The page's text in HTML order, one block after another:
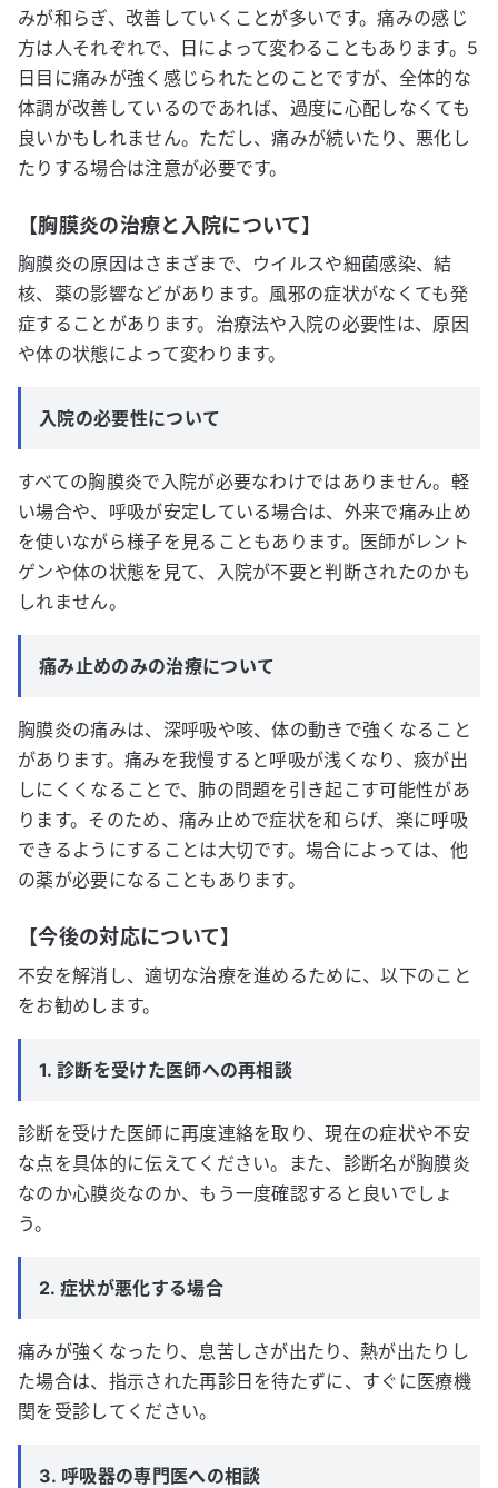
みが和らぎ、改善していくことが多いです。痛みの感じ
方は人それぞれで、日によって変わることもあります。5
日目に痛みが強く感じられたとのことですが、全体的な
体調が改善しているのであれば、過度に心配しなくても
良いかもしれません。ただし、痛みが続いたり、悪化し
たりする場合は注意が必要です。
【胸膜炎の治療と入院について】
胸膜炎の原因はさまざまで、ウイルスや細菌感染、結
核、薬の影響などがあります。風邪の症状がなくても発
症することがあります。治療法や入院の必要性は、原因
や体の状態によって変わります。
入院の必要性について
すべての胸膜炎で入院が必要なわけではありません。軽
い場合や、呼吸が安定している場合は、外来で痛み止め
を使いながら様子を見ることもあります。医師がレント
ゲンや体の状態を見て、入院が不要と判断されたのかも
しれません。
痛み止めのみの治療について
胸膜炎の痛みは、深呼吸や咳、体の動きで強くなること
があります。痛みを我慢すると呼吸が浅くなり、痰が出
しにくくなることで、肺の問題を引き起こす可能性があ
ります。そのため、痛み止めで症状を和らげ、楽に呼吸
できるようにすることは大切です。場合によっては、他
の薬が必要になることもあります。
【今後の対応について】
不安を解消し、適切な治療を進めるために、以下のこと
をお勧めします。
1. 診断を受けた医師への再相談
診断を受けた医師に再度連絡を取り、現在の症状や不安
な点を具体的に伝えてください。また、診断名が胸膜炎
なのか心膜炎なのか、もう一度確認すると良いでしょ
う。
2. 症状が悪化する場合
痛みが強くなったり、息苦しさが出たり、熱が出たりし
た場合は、指示された再診日を待たずに、すぐに医療機
関を受診してください。
3. 呼吸器の専門医への相談